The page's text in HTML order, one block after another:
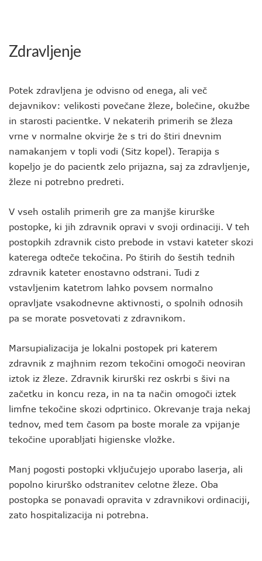
Zdravljenje
Potek zdravljena je odvisno od enega, ali več
dejavnikov: velikosti povečane žleze, bolečine, okužbe
in starosti pacientke. V nekaterih primerih se žleza
vrne v normalne okvirje že s tri do štiri dnevnim
namakanjem v topli vodi (Sitz kopel). Terapija s
kopeljo je do pacientk zelo prijazna, saj za zdravljenje,
žleze ni potrebno predreti.
V vseh ostalih primerih gre za manjše kirurške
postopke, ki jih zdravnik opravi v svoji ordinaciji. V teh
postopkih zdravnik cisto prebode in vstavi kateter skozi
katerega odteče tekočina. Po štirih do šestih tednih
zdravnik kateter enostavno odstrani. Tudi z
vstavljenim katetrom lahko povsem normalno
opravljate vsakodnevne aktivnosti, o spolnih odnosih
pa se morate posvetovati z zdravnikom.
Marsupializacija je lokalni postopek pri katerem
zdravnik z majhnim rezom tekočini omogoči neoviran
iztok iz žleze. Zdravnik kirurški rez oskrbi s šivi na
začetku in koncu reza, in na ta način omogoči iztek
limfne tekočine skozi odprtinico. Okrevanje traja nekaj
tednov, med tem časom pa boste morale za vpijanje
tekočine uporabljati higienske vložke.
Manj pogosti postopki vključujejo uporabo laserja, ali
popolno kirurško odstranitev celotne žleze. Oba
postopka se ponavadi opravita v zdravnikovi ordinaciji,
zato hospitalizacija ni potrebna.